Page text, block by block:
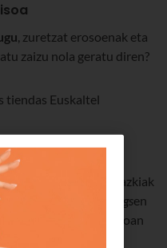
, zuretzat erosoenak eta
zaizu nola geratu diren?
diegu
M-tik 500 M-ra
dezazun zure argazkiak
edo
Stranger Thingsen
tabletara 40 segundoan